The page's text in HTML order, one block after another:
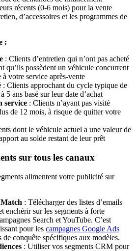
récents (0-6 mois) pour la vente
d’accessoires et les programmes de
:
: Clients d’entretien qui n’ont pas acheté
qu’ils possèdent un véhicule concurrent
votre service après-vente
: Clients approchant du cycle typique de
5 ans basé sur leur date d’achat
service : Clients n’ayant pas visité
de 12 mois, à risque de quitter votre
dont le véhicule actuel a une valeur de
au solde restant de leur prêt
sur tous les canaux
alimentent votre publicité sur
: Télécharger des listes d’emails
enchérir sur les segments à forte
Search et YouTube. C’est
pour les campagnes Google Ads
de conquête spécifiques aux modèles.
: Utiliser vos segments CRM pour